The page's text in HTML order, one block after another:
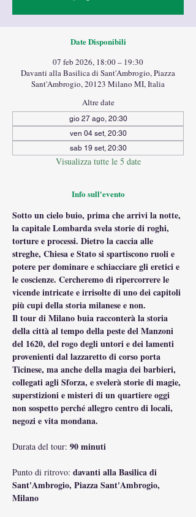
Date Disponibili
07 feb 2026, 18:00 – 19:30
Davanti alla Basilica di Sant'Ambrogio, Piazza
Sant'Ambrogio, 20123 Milano MI, Italia
Altre date
gio 27 ago, 20:30
ven 04 set, 20:30
sab 19 set, 20:30
Visualizza tutte le 5 date
Info sull'evento
Sotto un cielo buio, prima che arrivi la notte,
la capitale Lombarda svela storie di roghi,
torture e processi. Dietro la caccia alle
streghe, Chiesa e Stato si spartiscono ruoli e
potere per dominare e schiacciare gli eretici e
le coscienze. Cercheremo di ripercorrere le
vicende intricate e irrisolte di uno dei capitoli
più cupi della storia milanese e non.
Il tour di Milano buia racconterà la storia
della città al tempo della peste del Manzoni
del 1620, del rogo degli untori e dei lamenti
provenienti dal lazzaretto di corso porta
Ticinese, ma anche della magia dei barbieri,
collegati agli Sforza, e svelerà storie di magie,
superstizioni e misteri di un quartiere oggi
non sospetto perché allegro centro di locali,
negozi e vita mondana.
Durata del tour: 90 minuti
Punto di ritrovo: davanti alla Basilica di
Sant'Ambrogio, Piazza Sant'Ambrogio,
Milano